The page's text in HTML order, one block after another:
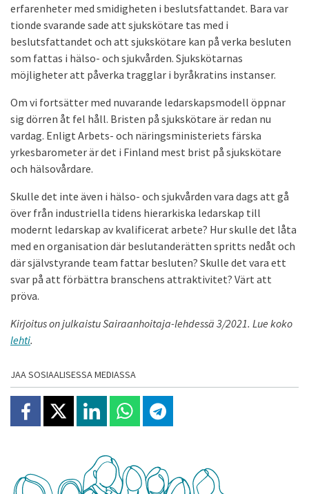
erfarenheter med smidigheten i beslutsfattandet. Bara var
tionde svarande sade att sjukskötare tas med i
beslutsfattandet och att sjukskötare kan på verka besluten
som fattas i hälso- och sjukvården. Sjukskötarnas
möjligheter att påverka tragglar i byråkratins instanser.
Om vi fortsätter med nuvarande ledarskapsmodell öppnar
sig dörren åt fel håll. Bristen på sjukskötare är redan nu
vardag. Enligt Arbets- och näringsministeriets färska
yrkesbarometer är det i Finland mest brist på sjukskötare
och hälsovårdare.
Skulle det inte även i hälso- och sjukvården vara dags att gå
över från industriella tidens hierarkiska ledarskap till
modernt ledarskap av kvalificerat arbete? Hur skulle det låta
med en organisation där beslutanderätten spritts nedåt och
där självstyrande team fattar besluten? Skulle det vara ett
svar på att förbättra branschens attraktivitet? Värt att
pröva.
Kirjoitus on julkaistu Sairaanhoitaja-lehdessä 3/2021. Lue koko
lehti.
JAA SOSIAALISESSA MEDIASSA
Jaa Facebookissa
Jaa X:ssäJaa Linkedinissä
Jaa Whatsappissa
Jaa Telegramissa